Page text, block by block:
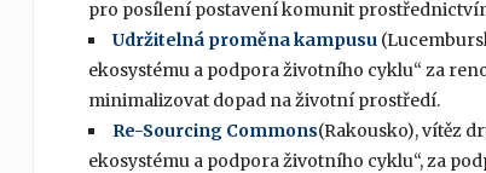
pro posílení postavení komunit
Udržitelná proměna kampusu
ekosystému a podpora životního cyklu“ za
minimalizovat dopad na životní prostředí.
Re-Sourcing Commons(Rakousko), vítěz
ekosystému a podpora životního cyklu“, za